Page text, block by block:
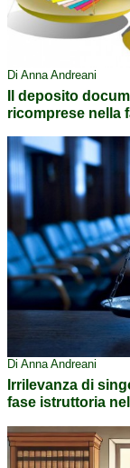
Di Anna Andreani
Il deposito
ricomprese nella
Di Anna Andreani
Irrilevanza di
fase istruttoria